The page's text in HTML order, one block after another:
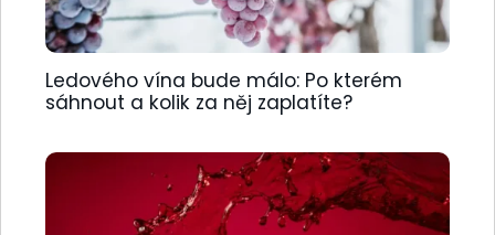
Ledového vína bude málo: Po kterém
sáhnout a kolik za něj zaplatíte?